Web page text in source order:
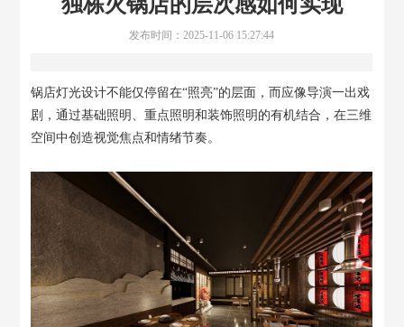
发布时间：2025-11-06 15:27:44
锅店灯光设计不能仅停留在“照亮”的层面，而应像导演一出戏
剧，通过基础照明、重点照明和装饰照明的有机结合，在三维
空间中创造视觉焦点和情绪节奏。